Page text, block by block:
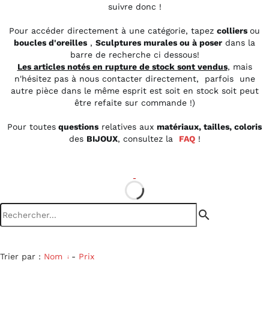
suivre donc !
Pour accéder directement à une catégorie, tapez colliers ou
boucles d'oreilles , Sculptures murales ou à poser dans la
barre de recherche ci dessous!
Les articles notés en rupture de stock sont vendus, mais
n'hésitez pas à nous contacter directement, parfois une
autre pièce dans le même esprit est soit en stock soit peut
être refaite sur commande !)
Pour toutes questions relatives aux matériaux, tailles, coloris
des BIJOUX, consultez la FAQ!
search
Trier par : Nom - Prix